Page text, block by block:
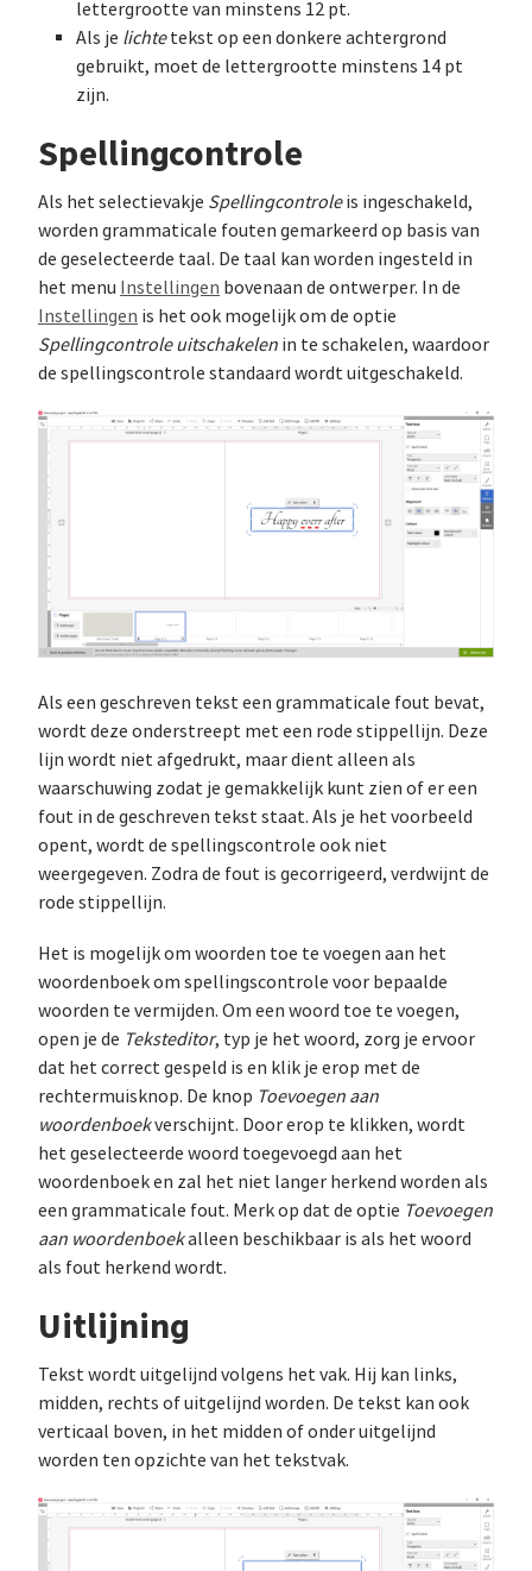
lettergrootte van minstens 12 pt.
Als je lichtetekst op een donkere achtergrond
gebruikt, moet de lettergrootte minstens 14 pt
zijn.
Spellingcontrole
Als het selectievakje Spellingcontroleis ingeschakeld,
worden grammaticale fouten gemarkeerd op basis van
de geselecteerde taal. De taal kan worden ingesteld in
het menu Instellingen bovenaan de ontwerper. In de
Instellingen is het ook mogelijk om de optie
Spellingcontrole uitschakelen in te schakelen, waardoor
de spellingscontrole standaard wordt uitgeschakeld.
Als een geschreven tekst een grammaticale fout bevat,
wordt deze onderstreept met een rode stippellijn. Deze
lijn wordt niet afgedrukt, maar dient alleen als
waarschuwing zodat je gemakkelijk kunt zien of er een
fout in de geschreven tekst staat. Als je het voorbeeld
opent, wordt de spellingscontrole ook niet
weergegeven. Zodra de fout is gecorrigeerd, verdwijnt de
rode stippellijn.
Het is mogelijk om woorden toe te voegen aan het
woordenboek om spellingscontrole voor bepaalde
woorden te vermijden. Om een woord toe te voegen,
open je de Teksteditor, typ je het woord, zorg je ervoor
dat het correct gespeld is en klik je erop met de
rechtermuisknop. De knop Toevoegen aan
woordenboekverschijnt. Door erop te klikken, wordt
het geselecteerde woord toegevoegd aan het
woordenboek en zal het niet langer herkend worden als
een grammaticale fout. Merk op dat de optie Toevoegen
aan woordenboekalleen beschikbaar is als het woord
als fout herkend wordt.
Uitlijning
Tekst wordt uitgelijnd volgens het vak. Hij kan links,
midden, rechts of uitgelijnd worden. De tekst kan ook
verticaal boven, in het midden of onder uitgelijnd
worden ten opzichte van het tekstvak.